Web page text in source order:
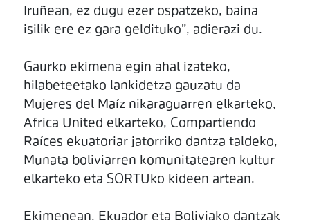
Iruñean, ez dugu ezer ospatzeko, baina
isilik ere ez gara geldituko”, adierazi du.
Gaurko ekimena egin ahal izateko,
hilabeteetako lankidetza gauzatu da
Mujeres del Maíz nikaraguarren elkarteko,
Africa United elkarteko, Compartiendo
Raíces ekuatoriar jatorriko dantza taldeko,
Munata boliviarren komunitatearen kultur
elkarteko eta SORTUko kideen artean.
Ekimenean, Ekuador eta Boliviako dantzak